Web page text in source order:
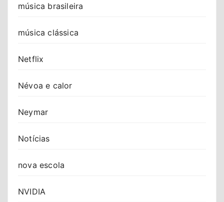
música brasileira
música clássica
Netflix
Névoa e calor
Neymar
Notícias
nova escola
NVIDIA